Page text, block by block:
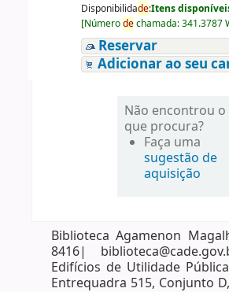
Disponibilidade:Itens
[Númerodechamada:341.3787
Reservar
Adicionar ao seu
Não encontrou o
que procura?
Faça uma
sugestão de
aquisição
Biblioteca Agamenon
8416|
Edifícios de Utilidade
Entrequadra 515, Conjunto